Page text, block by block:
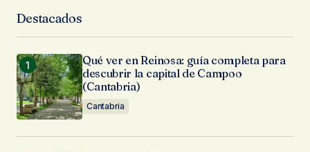
Destacados
Qué ver en Reinosa: guía completa para
descubrir la capital de Campoo
(Cantabria)
Cantabria